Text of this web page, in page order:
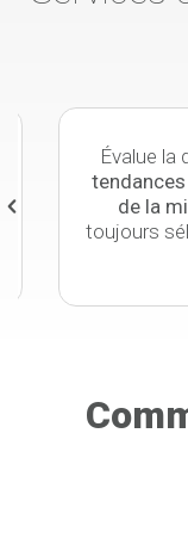
Évalue la
tendances
de la
toujours